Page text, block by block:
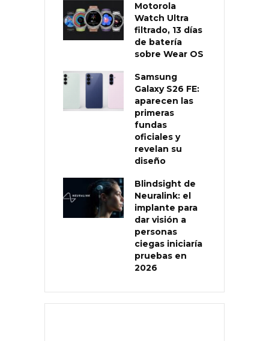
Motorola
Watch Ultra
filtrado, 13 días
de batería
sobre Wear OS
Samsung
Galaxy S26 FE:
aparecen las
primeras
fundas
oficiales y
revelan su
diseño
Blindsight de
Neuralink: el
implante para
dar visión a
personas
ciegas iniciaría
pruebas en
2026